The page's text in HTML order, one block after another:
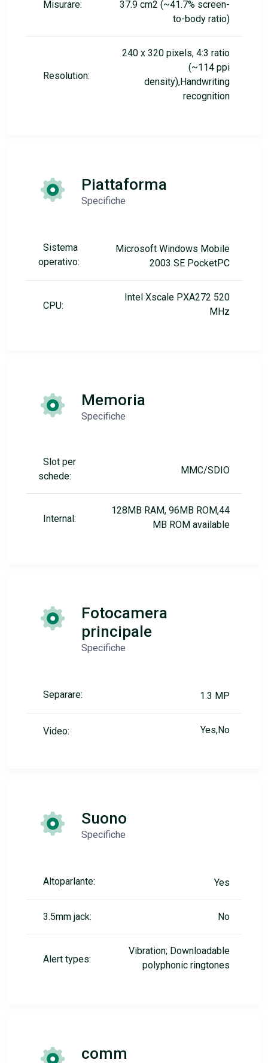
Misurare:
37.9 cm2 (~41.7% screen-
to-body ratio)
Resolution:
240 x 320 pixels, 4:3 ratio
(~114 ppi
density),Handwriting
recognition
Piattaforma
Specifiche
Sistema
operativo:
Microsoft Windows Mobile
2003 SE PocketPC
CPU:
Intel Xscale PXA272 520
MHz
Memoria
Specifiche
Slot per
schede:
MMC/SDIO
Internal:
128MB RAM, 96MB ROM,44
MB ROM available
Fotocamera
principale
Specifiche
Separare: 1.3 MP
Video: Yes,No
Suono
Specifiche
Altoparlante: Yes
3.5mm jack: No
Alert types:
Vibration; Downloadable
polyphonic ringtones
comm